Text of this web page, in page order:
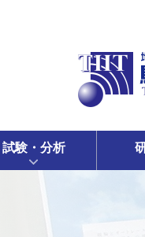
試験・分析